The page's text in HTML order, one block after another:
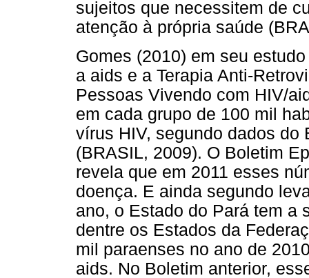
sujeitos que necessitem de
atenção à própria saúde
Gomes (2010) em seu
a aids e a Terapia Anti-
Pessoas Vivendo com HIV/
em cada grupo de 100 mil
vírus HIV, segundo dados do
(BRASIL, 2009). O Boletim
revela que em 2011 esses
doença. E ainda segundo
ano, o Estado do Pará tem a
dentre os Estados da
mil paraenses no ano de
aids. No Boletim anterior,